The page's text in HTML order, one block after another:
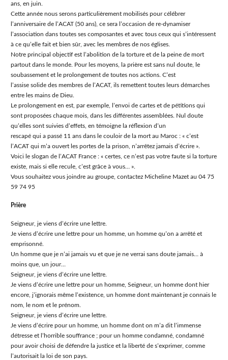
ans, en juin.
Cette année nous serons particulièrement mobilisés pour célébrer
lʼanniversaire de lʼACAT (50 ans), ce sera lʼoccasion de re-dynamiser
lʼassociation dans toutes ses composantes et avec tous ceux qui sʼintéressent
à ce quʼelle fait et bien sûr, avec les membres de nos églises.
Notre principal objectif est lʼabolition de la torture et de la peine de mort
partout dans le monde. Pour les moyens, la prière est sans nul doute, le
soubassement et le prolongement de toutes nos actions. Cʼest
lʼassise solide des membres de lʼACAT, ils remettent toutes leurs démarches
entre les mains de Dieu.
Le prolongement en est, par exemple, lʼenvoi de cartes et de pétitions qui
sont proposées chaque mois, dans les différentes assemblées. Nul doute
quʼelles sont suivies dʼeffets, en témoigne la réflexion dʼun
rescapé qui a passé 11 ans dans le couloir de la mort au Maroc : « cʼest
lʼACAT qui mʼa ouvert les portes de la prison, nʼarrêtez jamais dʼécrire ».
Voici le slogan de lʼACAT France : « certes, ce nʼest pas votre faute si la torture
existe, mais si elle recule, cʼest grâce à vous… ».
Vous souhaitez vous joindre au groupe, contactez Micheline Mazet au 04 75
59 74 95
Prière
Seigneur, je viens dʼécrire une lettre.
Je viens dʼécrire une lettre pour un homme, un homme quʼon a arrêté et
emprisonné.
Un homme que je nʼai jamais vu et que je ne verrai sans doute jamais… à
moins que, un jour…
Seigneur, je viens dʼécrire une lettre.
Je viens dʼécrire une lettre pour un homme, Seigneur, un homme dont hier
encore, jʼignorais même lʼexistence, un homme dont maintenant je connais le
nom, le nom et le prénom.
Seigneur, je viens dʼécrire une lettre.
Je viens dʼécrire pour un homme, un homme dont on mʼa dit lʼimmense
détresse et lʼhorrible souffrance ; pour un homme condamné, condamné
pour avoir choisi de défendre la justice et la liberté de sʼexprimer, comme
lʼautorisait la loi de son pays.